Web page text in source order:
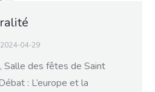
2024-04-29
des fêtes de Saint
: L’europe et la